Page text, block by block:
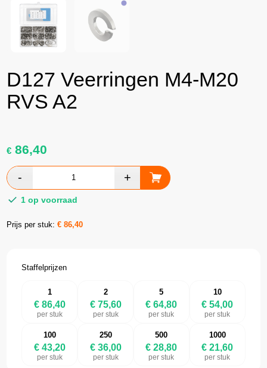
D127 Veerringen M4-M20
RVS A2
€ 86,40
1 op voorraad
Prijs per stuk:€86,40
Staffelprijzen
1
€ 86,40
per stuk
2
€ 75,60
per stuk
5
€ 64,80
per stuk
10
€ 54,00
per stuk
100
€ 43,20
per stuk
250
€ 36,00
per stuk
500
€ 28,80
per stuk
1000
€ 21,60
per stuk